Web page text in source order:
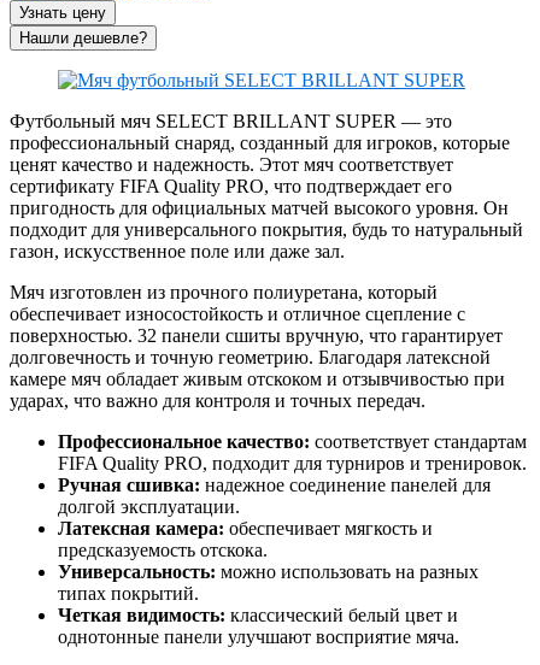
Узнать цену
Футбольный мяч SELECT BRILLANT SUPER — это
профессиональный снаряд, созданный для игроков, которые
ценят качество и надежность. Этот мяч соответствует
сертификату FIFA Quality PRO, что подтверждает его
пригодность для официальных матчей высокого уровня. Он
подходит для универсального покрытия, будь то натуральный
газон, искусственное поле или даже зал.
Мяч изготовлен из прочного полиуретана, который
обеспечивает износостойкость и отличное сцепление с
поверхностью. 32 панели сшиты вручную, что гарантирует
долговечность и точную геометрию. Благодаря латексной
камере мяч обладает живым отскоком и отзывчивостью при
ударах, что важно для контроля и точных передач.
Профессиональное качество: соответствует стандартам
FIFA Quality PRO, подходит для турниров и тренировок.
Ручная сшивка: надежное соединение панелей для
долгой эксплуатации.
Латексная камера: обеспечивает мягкость и
предсказуемость отскока.
Универсальность: можно использовать на разных
типах покрытий.
Четкая видимость: классический белый цвет и
однотонные панели улучшают восприятие мяча.